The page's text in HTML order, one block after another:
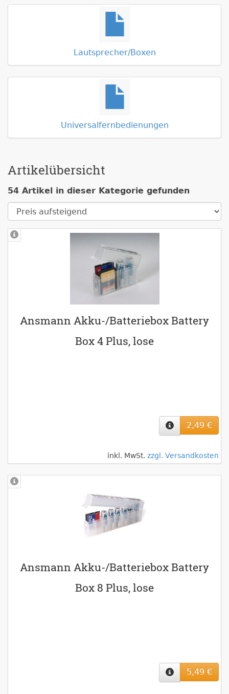
Lautsprecher/Boxen
Universalfernbedienungen
Artikelübersicht
54 Artikel in dieser Kategorie gefunden
Ansmann Akku-/Batteriebox Battery
Box 4 Plus, lose
2,49 €
inkl. MwSt. zzgl. Versandkosten
Ansmann Akku-/Batteriebox Battery
Box 8 Plus, lose
5,49 €